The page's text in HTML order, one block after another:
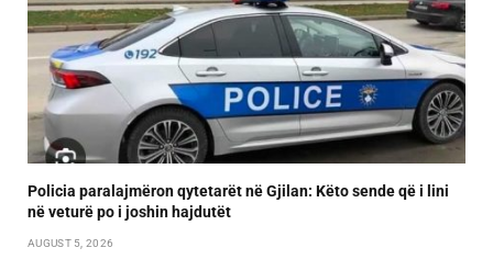
Policia paralajmëron qytetarët në Gjilan: Këto sende që i lini
në veturë po i joshin hajdutët
AUGUST 5, 2026